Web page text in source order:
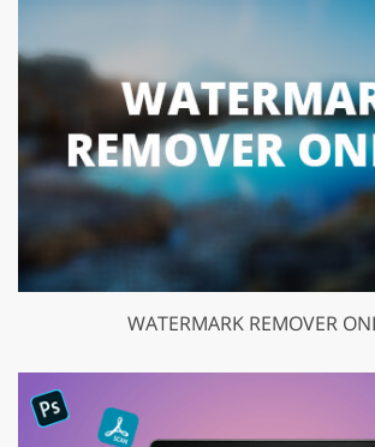
WATERMARK REMOVER